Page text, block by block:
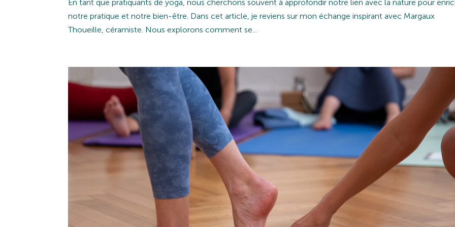
En tant que pratiquants de yoga, nous cherchons souvent à approfondir notre lien avec la nature pour
notre pratique et notre bien-être. Dans cet article, je reviens sur mon échange inspirant avec Margaux
Thoueille, céramiste. Nous explorons comment se...